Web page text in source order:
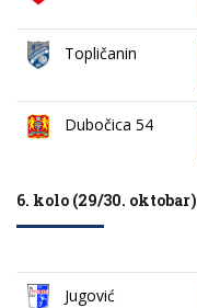
Topličanin
Dubočica 54
6. kolo (29/30. oktobar)
Jugović